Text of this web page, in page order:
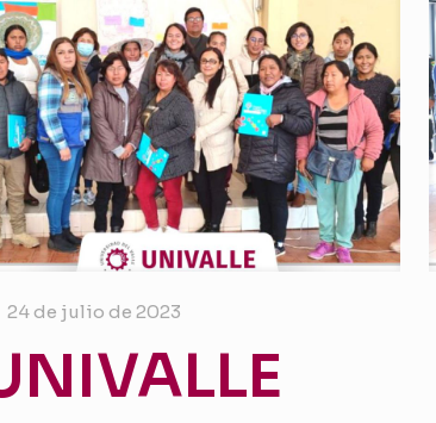
24 de julio de 2023